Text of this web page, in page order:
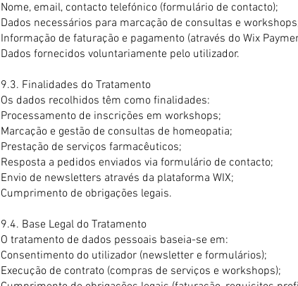
Nome, email, contacto telefónico (formulário de contacto);
Dados necessários para marcação de consultas e
Informação de faturação e pagamento (através do Wix
Dados fornecidos voluntariamente pelo utilizador.
9.3. Finalidades do Tratamento
Os dados recolhidos têm como finalidades:
Processamento de inscrições em workshops;
Marcação e gestão de consultas de homeopatia;
Prestação de serviços farmacêuticos;
Resposta a pedidos enviados via formulário de contacto;
Envio de newsletters através da plataforma WIX;
Cumprimento de obrigações legais.
9.4. Base Legal do Tratamento
O tratamento de dados pessoais baseia-se em:
Consentimento do utilizador (newsletter e formulários);
Execução de contrato (compras de serviços e workshops);